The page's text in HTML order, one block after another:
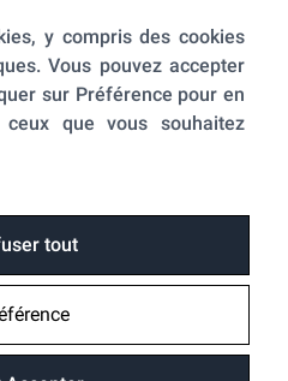
y compris des cookies
Vous pouvez accepter
sur Préférence pour en
que vous souhaitez
tout